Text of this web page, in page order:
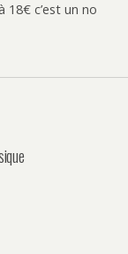
18€ c’est un no